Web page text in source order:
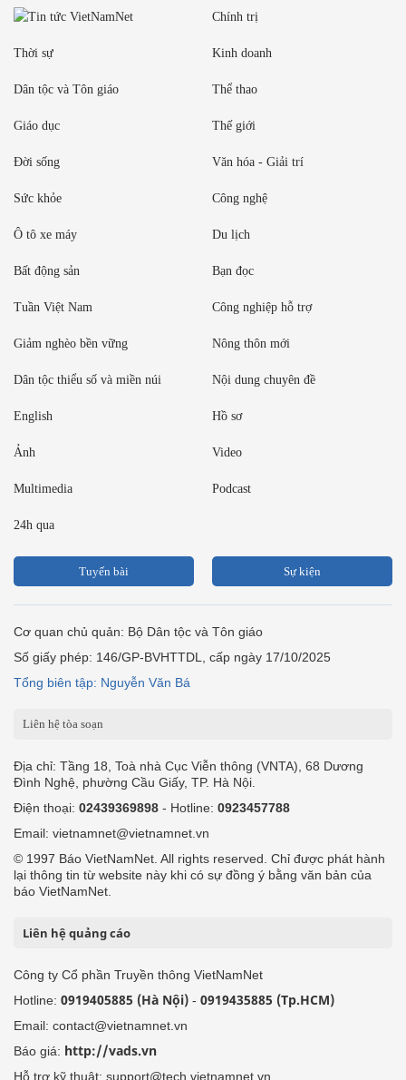
Chính trị
Thời sự Kinh doanh
Dân tộc và Tôn giáo Thể thao
Giáo dục Thế giới
Đời sống Văn hóa - Giải trí
Sức khỏe Công nghệ
Ô tô xe máy Du lịch
Bất động sản Bạn đọc
Tuần Việt Nam Công nghiệp hỗ trợ
Giảm nghèo bền vững Nông thôn mới
Dân tộc thiểu số và miền núi Nội dung chuyên đề
English Hồ sơ
Ảnh Video
Multimedia Podcast
24h qua
Tuyến bài Sự kiện
Cơ quan chủ quản: Bộ Dân tộc và Tôn giáo
Số giấy phép: 146/GP-BVHTTDL, cấp ngày 17/10/2025
Tổng biên tập: Nguyễn Văn Bá
Liên hệ tòa soạn
Địa chỉ: Tầng 18, Toà nhà Cục Viễn thông (VNTA), 68 Dương
Đình Nghệ, phường Cầu Giấy, TP. Hà Nội.
Điện thoại: 02439369898 - Hotline: 0923457788
Email: vietnamnet@vietnamnet.vn
© 1997 Báo VietNamNet. All rights reserved. Chỉ được phát hành
lại thông tin từ website này khi có sự đồng ý bằng văn bản của
báo VietNamNet.
Liên hệ quảng cáo
Công ty Cổ phần Truyền thông VietNamNet
Hotline: 0919405885 (Hà Nội) - 0919435885 (Tp.HCM)
Email: contact@vietnamnet.vn
Báo giá: http://vads.vn
Hỗ trợ kỹ thuật: support@tech.vietnamnet.vn